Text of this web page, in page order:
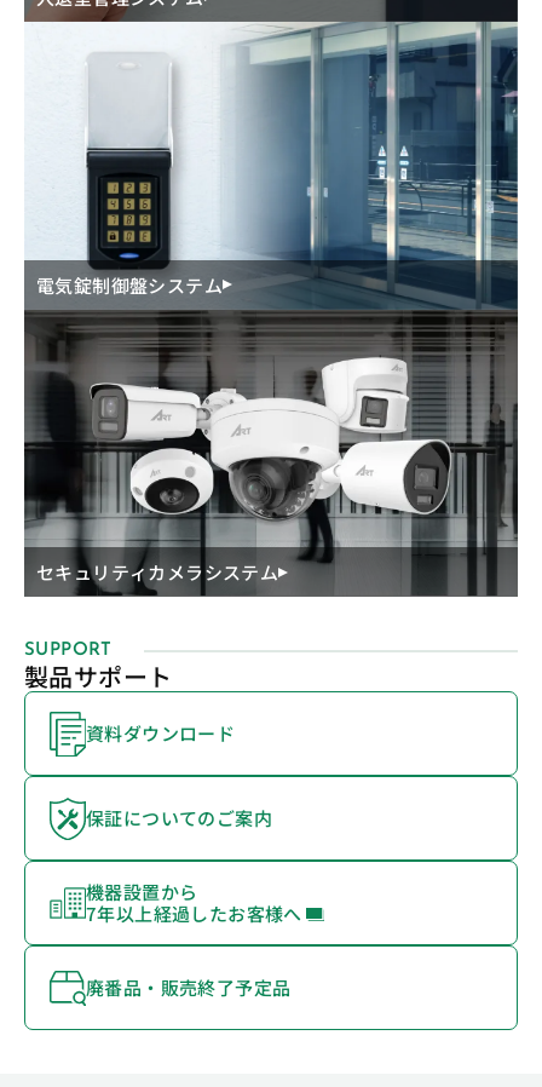
電気錠制御盤システム
セキュリティカメラシステム
SUPPORT
製品サポート
資料ダウンロード
保証についてのご案内
機器設置から
7年以上経過したお客様へ
廃番品・販売終了予定品